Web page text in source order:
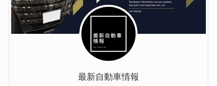
最新自動車情報